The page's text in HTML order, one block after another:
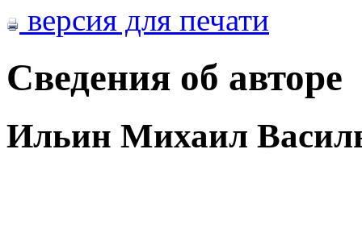
версия для печати
Сведения об авторе
Ильин Михаил